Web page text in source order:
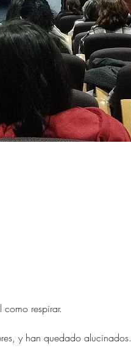
como respirar.
y han quedado alucinados.